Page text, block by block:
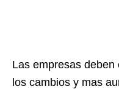
Las empresas
los cambios y mas